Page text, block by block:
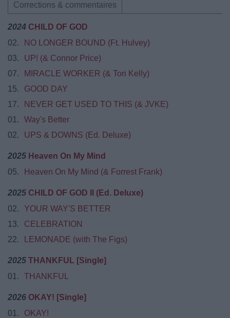
Corrections & commentaires
2024 CHILD OF GOD
02.
NO LONGER BOUND (Ft. Hulvey)
03.
UP! (& Connor Price)
07.
MIRACLE WORKER (& Tori Kelly)
15.
GOOD DAY
17.
NEVER GET USED TO THIS (& JVKE)
01.
Way's Better
02.
UPS & DOWNS (Ed. Deluxe)
2025 Heaven On My Mind
05.
Heaven On My Mind (& Forrest Frank)
2025 CHILD OF GOD II (Ed. Deluxe)
02.
YOUR WAY'S BETTER
13.
CELEBRATION
22.
LEMONADE (with The Figs)
2025 THANKFUL [Single]
01.
THANKFUL
2026 OKAY! [Single]
01.
OKAY!